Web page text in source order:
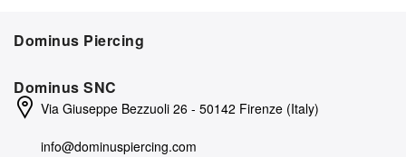
Dominus Piercing
Dominus SNC
Via Giuseppe Bezzuoli 26 - 50142 Firenze (Italy)
info@dominuspiercing.com